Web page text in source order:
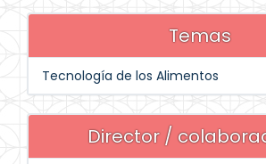
Temas
Tecnología de los Alimentos
Director /